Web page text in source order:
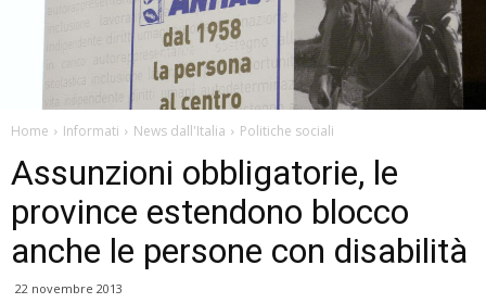
Home Informati News dall'Italia Politiche sociali
Assunzioni obbligatorie, le
province estendono blocco
anche le persone con disabilità
22 novembre 2013